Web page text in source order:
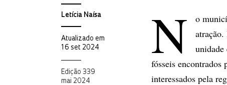
Letícia Naísa
Atualizado em
16 set 2024
Edição 339
mai 2024
N
o
atração.
unidade
fósseis
interessados pela